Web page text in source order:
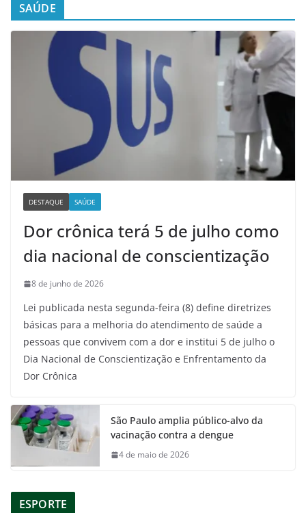
SAÚDE
DESTAQUE SAÚDE
Dor crônica terá 5 de julho como
dia nacional de conscientização
8 de junho de 2026
Lei publicada nesta segunda-feira (8) define diretrizes
básicas para a melhoria do atendimento de saúde a
pessoas que convivem com a dor e institui 5 de julho o
Dia Nacional de Conscientização e Enfrentamento da
Dor Crônica
São Paulo amplia público-alvo da
vacinação contra a dengue
4 de maio de 2026
ESPORTE